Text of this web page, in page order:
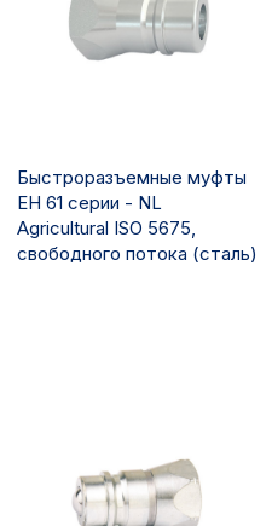
Быстроразъемные муфты
EH 61 серии - NL
Agricultural ISO 5675,
свободного потока (сталь)